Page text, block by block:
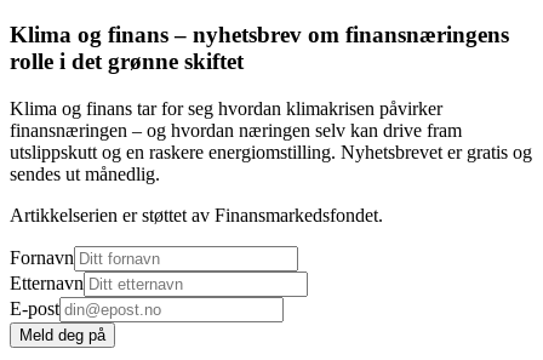
Klima og finans – nyhetsbrev om finansnæringens
rolle i det grønne skiftet
Klima og finans tar for seg hvordan klimakrisen påvirker
finansnæringen – og hvordan næringen selv kan drive fram
utslippskutt og en raskere energiomstilling. Nyhetsbrevet er gratis og
sendes ut månedlig.
Artikkelserien er støttet av Finansmarkedsfondet.
Fornavn
Etternavn
E-post
Meld deg på